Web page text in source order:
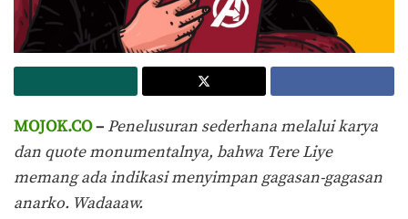
MOJOK.CO– Penelusuran sederhana melalui karya
dan quote monumentalnya, bahwa Tere Liye
memang ada indikasi menyimpan gagasan-gagasan
anarko. Wadaaaw.